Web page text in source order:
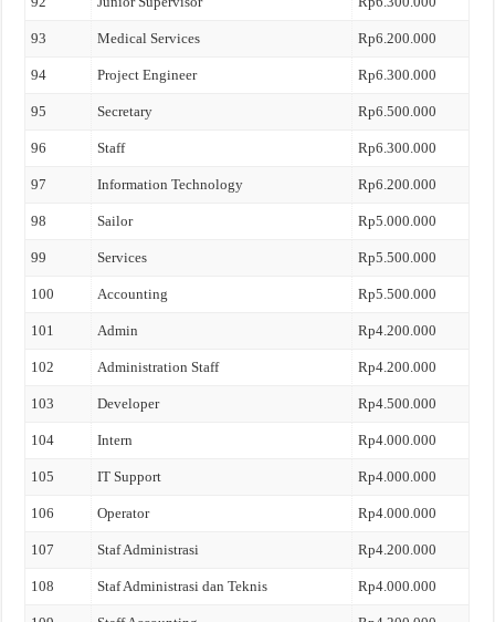
93 Medical Services Rp6.200.000
94 Project Engineer Rp6.300.000
95 Secretary Rp6.500.000
96 Staff Rp6.300.000
97 Information Technology Rp6.200.000
98 Sailor Rp5.000.000
99 Services Rp5.500.000
100 Accounting Rp5.500.000
101 Admin Rp4.200.000
102 Administration Staff Rp4.200.000
103 Developer Rp4.500.000
104 Intern Rp4.000.000
105 IT Support Rp4.000.000
106 Operator Rp4.000.000
107 Staf Administrasi Rp4.200.000
108 Staf Administrasi dan Teknis Rp4.000.000